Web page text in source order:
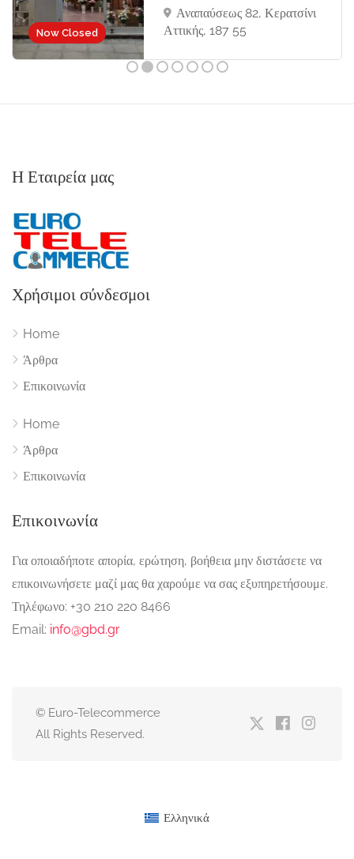
Now Closed
Αναπαύσεως 82, Κερατσίνι
Αττικής, 187 55
Η Εταιρεία μας
Χρήσιμοι σύνδεσμοι
Home
Άρθρα
Επικοινωνία
Home
Άρθρα
Επικοινωνία
Επικοινωνία
Για οποιαδήποτε απορία, ερώτηση, βοήθεια μην διστάσετε να
επικοινωνήσετε μαζί μας θα χαρούμε να σας εξυπηρετήσουμε.
Τηλέφωνο: +30 210 220 8466
Email: info@gbd.gr
© Euro-Telecommerce
All Rights Reserved.
Ελληνικά